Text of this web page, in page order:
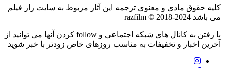
کلیه حقوق مادی و معنوی ترجمه این آثار مربوط به سایت راز فیلم
می باشد razfilm © 2018-2024
با رفتن به کانال های شبکه اجتماعی و follow کردن آنها می توانید از
آخرین اخبار و تخفیفات به مناسب روزهای خاص زودتر با خبر شوید